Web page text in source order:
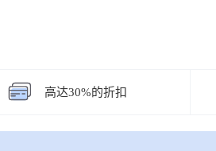
高达30%的折扣